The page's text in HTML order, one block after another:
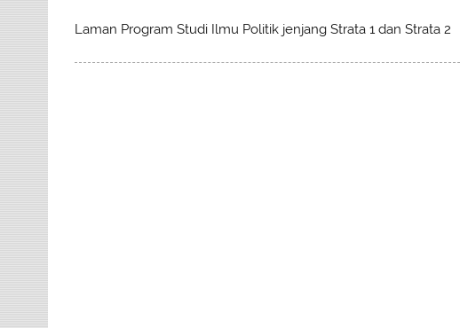
Laman Program Studi Ilmu Politik jenjang Strata 1 dan Strata 2